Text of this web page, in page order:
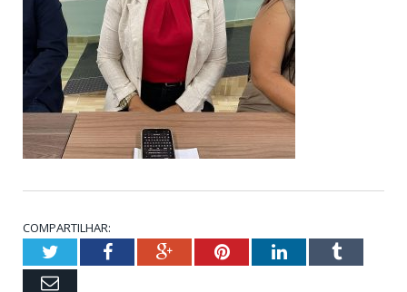
COMPARTILHAR:
TwitterFacebookGoogle+PinterestLinkedInTumblr
Email